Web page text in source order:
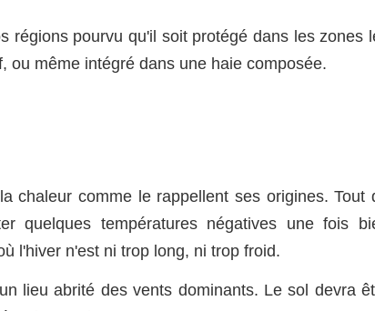
régions pourvu qu'il soit protégé dans les zones
ou même intégré dans une haie composée.
chaleur comme le rappellent ses origines. Tout
quelques températures négatives une fois
l'hiver n'est ni trop long, ni trop froid.
lieu abrité des vents dominants. Le sol devra